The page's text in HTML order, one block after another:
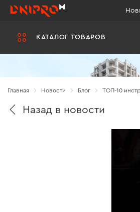
КАТАЛОГ ТОВАРОВ
Главная Новости Блог ТОП-10
Назад в новости